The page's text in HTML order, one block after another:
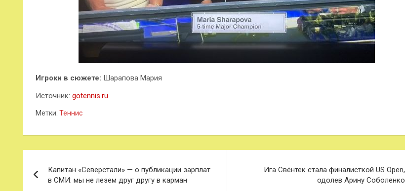
Игроки в сюжете: Шарапова Мария
Источник: gotennis.ru
Метки: Теннис
по
Капитан «Северстали» — о публикации зарплат
в СМИ: мы не лезем друг другу в карман
Ига Свёнтек стала финалисткой US Open,
одолев Арину Соболенко